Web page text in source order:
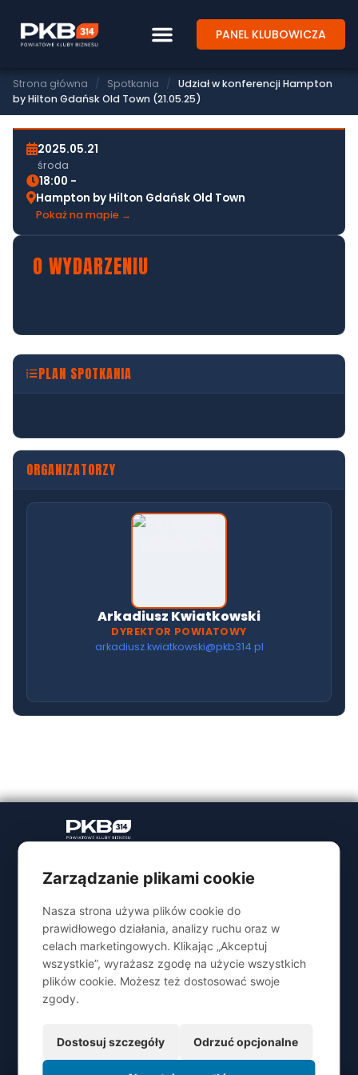
PANEL KLUBOWICZA
Strona główna / Spotkania / Udział w konferencji Hampton
by Hilton Gdańsk Old Town (21.05.25)
SPOTKANIE BIZNESOWE PKB314
UDZIAŁ W KONFERENCJI HAMPTON BY
HILTON GDAŃSK OLD TOWN (21.05.25)
2025.05.21
środa
18:00 -
Hampton by Hilton Gdańsk Old Town
Pokaż na mapie →
O WYDARZENIU
PLAN SPOTKANIA
ORGANIZATORZY
Arkadiusz Kwiatkowski
DYREKTOR POWIATOWY
arkadiusz.kwiatkowski@pkb314.pl
z siedzibą w
Ludowa 54/12, 11-
300 Biskupiec
KRS: 0001146821
REGON: 540583377
NIP: 7394010336
nr konta:
PKO BP 05 1020 3639 0000
Strona główna
Korzyści
Dołącz do Nas
Puls PKB314
Regulamin
Polityka prywatności
Zarządzanie plikami cookie
Nasza strona używa plików cookie do
prawidłowego działania, analizy ruchu oraz w
celach marketingowych. Klikając „Akceptuj
wszystkie”, wyrażasz zgodę na użycie wszystkich
plików cookie. Możesz też dostosować swoje
zgody.
Dostosuj szczegóły Odrzuć opcjonalne